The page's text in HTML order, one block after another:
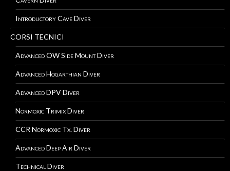
Introductory Cave Diver
CORSI TECNICI
Advanced OW Side Mount Diver
Advanced Hogarthian Diver
Advanced DPV Diver
Normoxic Trimix Diver
CCR Normoxic Tx. Diver
Advanced Deep Air Diver
Technical Diver